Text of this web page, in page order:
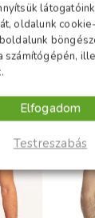
oldalunk
számítógépén,
Testreszabás
Elfogadom